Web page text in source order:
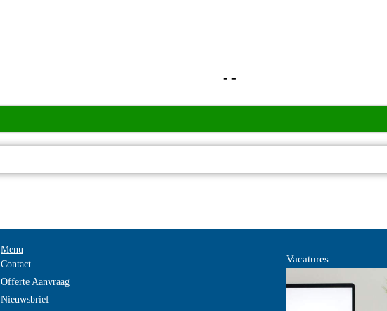
- -
Menu
Contact
Offerte Aanvraag
Nieuwsbrief
Vacatures